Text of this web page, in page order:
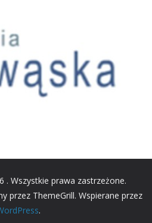
. Wszystkie prawa zastrzeżone.
przez ThemeGrill. Wspierane przez
.